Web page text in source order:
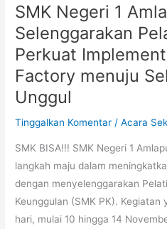
SMK Negeri 1
Selenggarakan
Perkuat
Factory menuju
Unggul
Tinggalkan Komentar /Acara
SMK BISA!!! SMK Negeri 1
langkah maju dalam
dengan menyelenggarakan
Keunggulan (SMK PK).
hari, mulai 10 hingga 14
SMK
Negeri
Amlapura
Selenggarakan
Pelatihan
SMK
Perkuat
Implementasi
Teaching
Factory
menuju